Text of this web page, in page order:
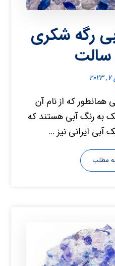
رگه شکری
سالت
که از نام آن
به رنگ آبی هستند که
آبی ایرانی نیز ...
مطلب